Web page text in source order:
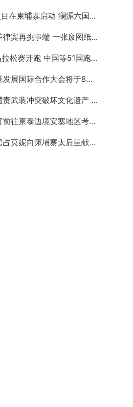
“澜湄和平之舟”项目在柬埔寨启动 澜湄六国青年共话和平与发展
中国央视新闻：菲律宾再挑事端 一张废图纸划不走中国黄岩岛
第11届吴哥国际马拉松赛开跑 中国等51国跑者齐聚暹粒
柬埔寨农业高质量发展国际合作大会将于8月20日举行
世界遗产委员会谴责武装冲突破坏文化遗产 柬埔寨呼吁依法追责并加强国际合作
外国驻柬埔寨武官前往柬泰边境安塞地区考察 柬方介绍“危险握手”事件及边境情况
柬埔寨首相夫人碧占莫妮向柬埔寨太后呈献世界女童军“卓越领袖奖”